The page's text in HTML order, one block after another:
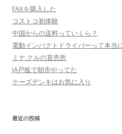
FAXを購入した
コストコ初体験
中国からの送料っていくら？
電動インパクトドライバーって本当
ミナ.クルの直売所
JA戸板で朝市やってた
ケーズデンキはお気に入り
最近の投稿